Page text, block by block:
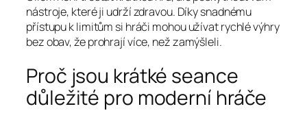
nástroje, které ji udrží zdravou. Díky snadnému
přístupu k limitům si hráči mohou užívat rychlé výhry
bez obav, že prohrají více, než zamýšleli.
Proč jsou krátké seance
důležité pro moderní hráče